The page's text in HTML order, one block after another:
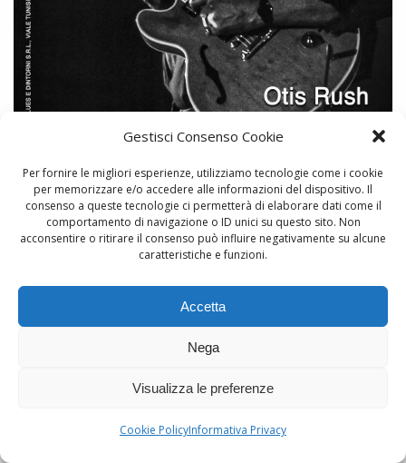
Gestisci Consenso Cookie
Per fornire le migliori esperienze, utilizziamo tecnologie come i cookie
per memorizzare e/o accedere alle informazioni del dispositivo. Il
consenso a queste tecnologie ci permetterà di elaborare dati come il
comportamento di navigazione o ID unici su questo sito. Non
acconsentire o ritirare il consenso può influire negativamente su alcune
caratteristiche e funzioni.
Accetta
Nega
Visualizza le preferenze
Cookie PolicyInformativa Privacy
n. 158 – Marzo 2022